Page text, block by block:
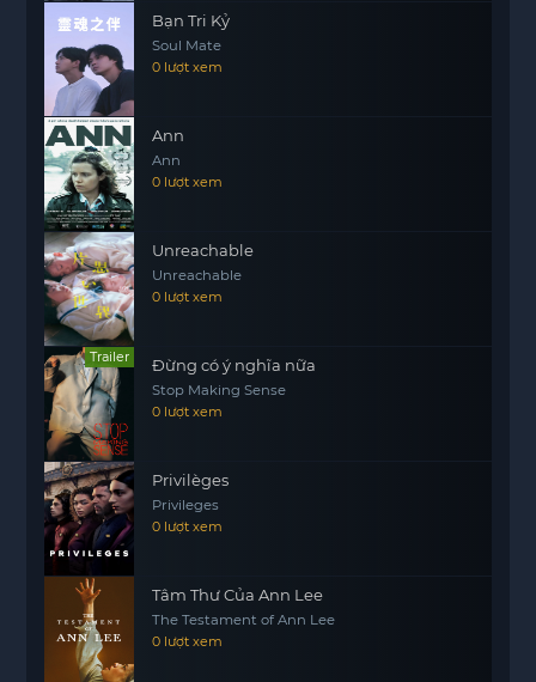
bản thân và sự thật.
“Thợ Săn Dao Mổ” chắc chắn sẽ là một bộ phim
hấp dẫn cho những ai yêu thích thể loại hình sự,
hồi hộp, đầy bất ngờ. Với diễn xuất ấn tượng của
Park Ju Hyun cùng với cốt truyện chặt chẽ, bộ
phim hứa hẹn sẽ để lại nhiều ấn tượng trong lòng
khán giả.
Bạn Tri Kỷ
Soul Mate
0 lượt xem
Ann
Ann
0 lượt xem
Unreachable
Unreachable
0 lượt xem
Trailer Đừng có ý nghĩa nữa
Stop Making Sense
0 lượt xem
Privilèges
Privileges
0 lượt xem
Tâm Thư Của Ann Lee
The Testament of Ann Lee
0 lượt xem